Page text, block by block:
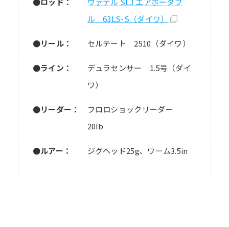
ル 63LS-S（ダイワ）
●リール： セルテート 2510（ダイワ）
●ライン：
デュラセンサー 1.5号（ダイ
ワ）
●リーダー：
フロロショックリーダー
20lb
●ルアー： ジグヘッド25g、ワーム3.5in